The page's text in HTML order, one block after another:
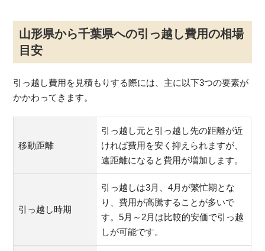
山形県から千葉県への引っ越し費用の相場
目安
引っ越し費用を見積もりする際には、主に以下3つの要素が
かかわってきます。
移動距離
引っ越し元と引っ越し先の距離が近
ければ費用を安く抑えられますが、
遠距離になると費用が増加します。
引っ越し時期
引っ越しは3月、4月が繁忙期とな
り、費用が高騰することが多いで
す。5月～2月は比較的安価で引っ越
しが可能です。